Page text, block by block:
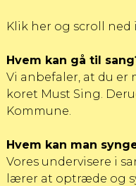
Klik her og scroll ned
Hvem kan gå til
Vi anbefaler, at du er
koret Must Sing.
Kommune.
Hvem kan man
Vores undervisere i
lærer at optræde og